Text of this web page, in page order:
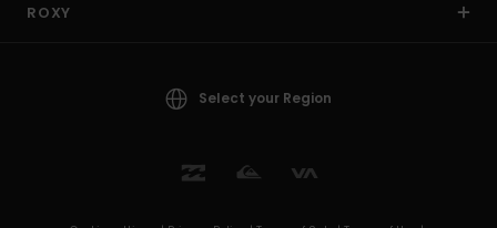
ROXY
Select your Region